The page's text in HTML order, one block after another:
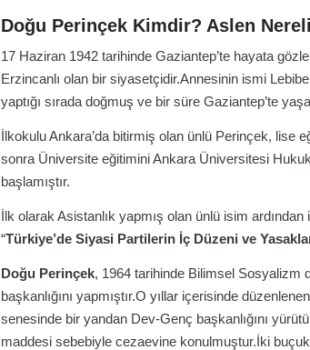
Doğu Perinçek Kimdir? Aslen
17 Haziran 1942 tarihinde Gaziantep’te hayata
Erzincanlı olan bir siyasetçidir.Annesinin ismi
yaptığı sırada doğmuş ve bir süre Gaziantep’te
İlkokulu Ankara’da bitirmiş olan ünlü Perinçek, lise
sonra Üniversite eğitimini Ankara Üniversitesi
başlamıştır.
İlk olarak Asistanlık yapmış olan ünlü isim ardından
“Türkiye’de Siyasi Partilerin İç Düzeni ve
Doğu Perinçek, 1964 tarihinde Bilimsel Sosyalizm
başkanlığını yapmıştır.O yıllar içerisinde
senesinde bir yandan Dev-Genç başkanlığını
maddesi sebebiyle cezaevine konulmuştur.İki